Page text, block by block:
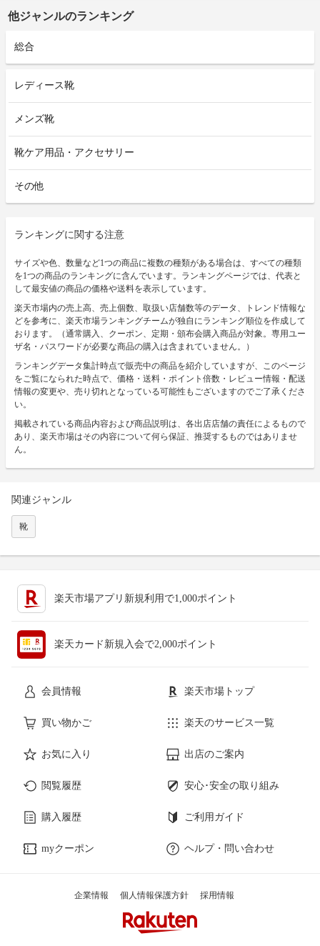
他ジャンルのランキング
総合
レディース靴
メンズ靴
靴ケア用品・アクセサリー
その他
ランキングに関する注意
サイズや色、数量など1つの商品に複数の種類がある場合は、すべての種類
を1つの商品のランキングに含んでいます。ランキングページでは、代表と
して最安値の商品の価格や送料を表示しています。
楽天市場内の売上高、売上個数、取扱い店舗数等のデータ、トレンド情報な
どを参考に、楽天市場ランキングチームが独自にランキング順位を作成して
おります。（通常購入、クーポン、定期・頒布会購入商品が対象。専用ユー
ザ名・パスワードが必要な商品の購入は含まれていません。）
ランキングデータ集計時点で販売中の商品を紹介していますが、このページ
をご覧になられた時点で、価格・送料・ポイント倍数・レビュー情報・配送
情報の変更や、売り切れとなっている可能性もございますのでご了承くださ
い。
掲載されている商品内容および商品説明は、各出店店舗の責任によるもので
あり、楽天市場はその内容について何ら保証、推奨するものではありませ
ん。
関連ジャンル
靴
楽天市場アプリ新規利用で1,000ポイント
楽天カード新規入会で2,000ポイント
会員情報 楽天市場トップ
買い物かご 楽天のサービス一覧
お気に入り 出店のご案内
閲覧履歴 安心･安全の取り組み
購入履歴 ご利用ガイド
myクーポン ヘルプ・問い合わせ
企業情報 個人情報保護方針 採用情報